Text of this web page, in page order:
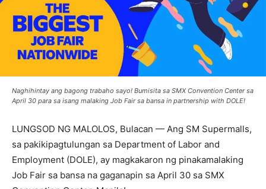
Naghihintay ang bagong trabaho sayo! Bumisita sa SMX Convention Center sa
April 30 para sa isang malaking Job Fair sa bansa in partnership with DOLE!
LUNGSOD NG MALOLOS, Bulacan — Ang SM Supermalls,
sa pakikipagtulungan sa Department of Labor and
Employment (DOLE), ay magkakaron ng pinakamalaking
Job Fair sa bansa na gaganapin sa April 30 sa SMX